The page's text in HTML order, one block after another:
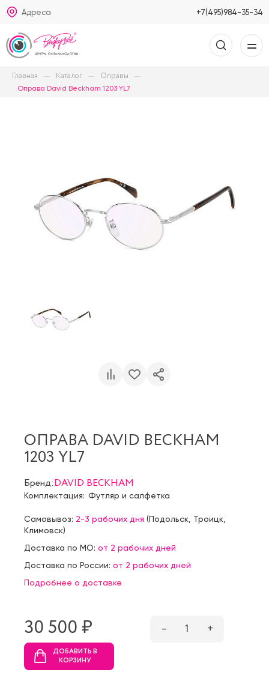
Адреса +7(495)984-35-34
Главная Каталог Оправы
Оправа David Beckham 1203 YL7
ОПРАВА DAVID BECKHAM
1203 YL7
Бренд:DAVID BECKHAM
Комплектация: Футляр и салфетка
Самовывоз: 2-3 рабочих дня (Подольск Троицк
Климовск)
Доставка по МО: от 2 рабочих дней
Доставка по России: от 2 рабочих дней
Подробнее о доставке
30 500 ₷ – 1 +
ДОБАВИТЬ В
КОРЗИНУ